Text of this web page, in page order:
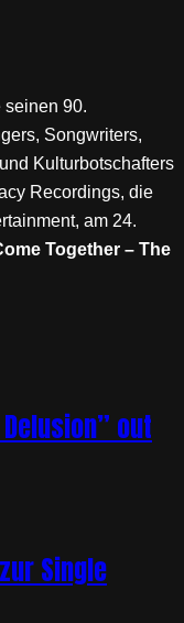
seinen 90.
Songwriters,
Kulturbotschafters
Recordings, die
am 24.
Together – The
Delusion” out
Single